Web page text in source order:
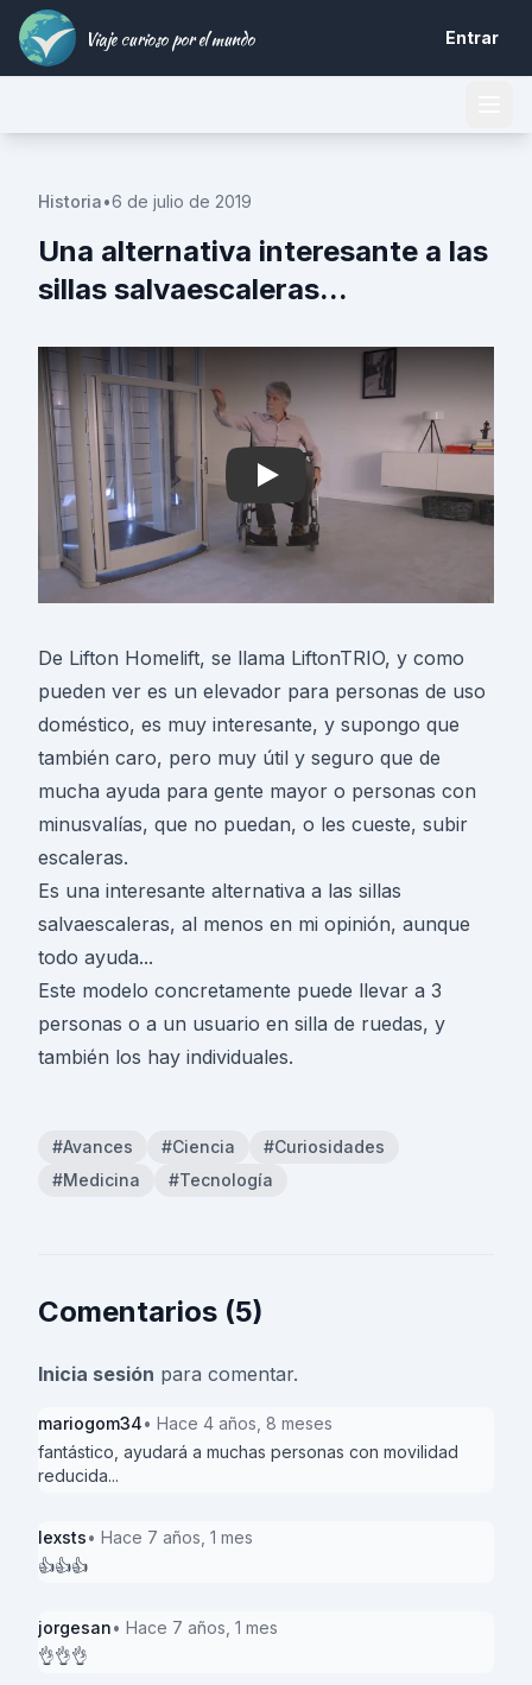
Viaje curioso por el mundo Entrar
Historia•6 de julio de 2019
Una alternativa interesante a las
sillas salvaescaleras...
Play
De Lifton Homelift, se llama LiftonTRIO, y como
pueden ver es un elevador para personas de uso
doméstico, es muy interesante, y supongo que
también caro, pero muy útil y seguro que de
mucha ayuda para gente mayor o personas con
minusvalías, que no puedan, o les cueste, subir
escaleras.
Es una interesante alternativa a las sillas
salvaescaleras, al menos en mi opinión, aunque
todo ayuda...
Este modelo concretamente puede llevar a 3
personas o a un usuario en silla de ruedas, y
también los hay individuales.
#Avances #Ciencia
#Curiosidades
#Medicina
#Tecnología
Comentarios (5)
Inicia sesión para comentar.
mariogom34• Hace 4 años, 8 meses
fantástico, ayudará a muchas personas con movilidad
reducida...
lexsts• Hace 7 años, 1 mes
👍👍👍
jorgesan• Hace 7 años, 1 mes
👌👌👌